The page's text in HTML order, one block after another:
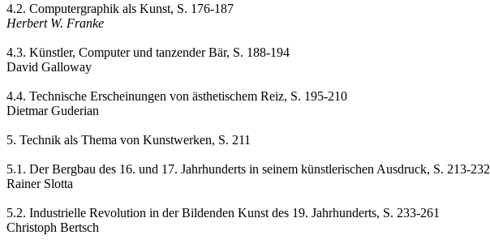
4.2. Computergraphik als Kunst, S. 176-187
Herbert W. Franke
4.3. Künstler, Computer und tanzender Bär, S. 188-194
David Galloway
4.4. Technische Erscheinungen von ästhetischem Reiz, S. 195-210
Dietmar Guderian
5. Technik als Thema von Kunstwerken, S. 211
5.1. Der Bergbau des 16. und 17. Jahrhunderts in seinem künstlerischen Ausdruck, S. 213-232
Rainer Slotta
5.2. Industrielle Revolution in der Bildenden Kunst des 19. Jahrhunderts, S. 233-261
Christoph Bertsch